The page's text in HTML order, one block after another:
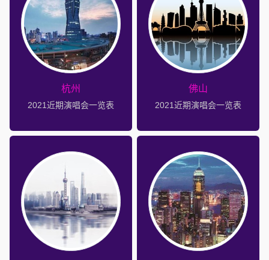
杭州
2021近期演唱会一览表
佛山
2021近期演唱会一览表